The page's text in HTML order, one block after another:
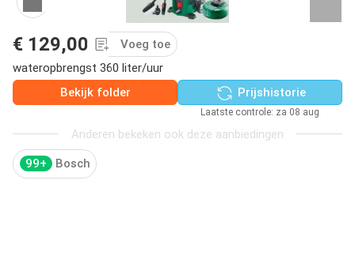
€ 129,00
Voeg toe
wateropbrengst 360 liter/uur
Bekijk folder
Prijshistorie
Laatste controle: za 08 aug
Anderen bekeken ook deze aanbiedingen
99+ Bosch